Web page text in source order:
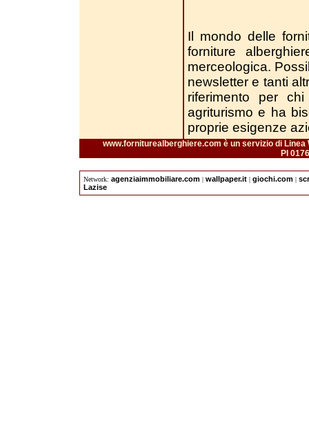
Il mondo delle
forniture
merceologica.
newsletter e tanti
riferimento per
agriturismo e ha
proprie esigenze
www.forniturealberghiere.com è un servizio di Linea
PI
Network: agenziaimmobiliare.com | wallpaper.it | giochi.com |
Lazise